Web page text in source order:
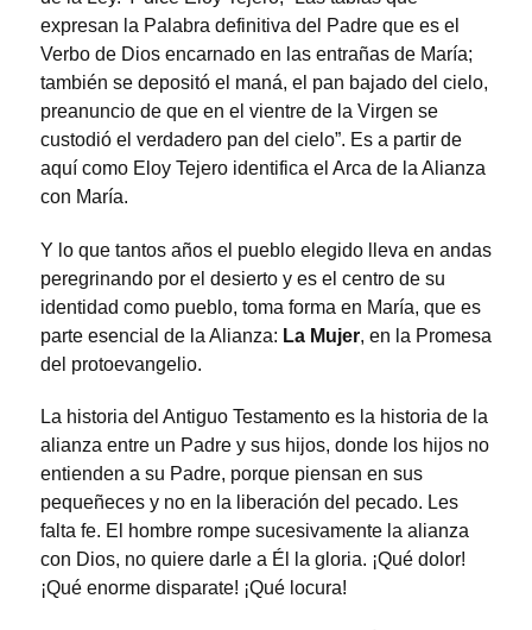
expresan la Palabra definitiva del Padre que es el
Verbo de Dios encarnado en las entrañas de María;
también se depositó el maná, el pan bajado del cielo,
preanuncio de que en el vientre de la Virgen se
custodió el verdadero pan del cielo”. Es a partir de
aquí como Eloy Tejero identifica el Arca de la Alianza
con María.
Y lo que tantos años el pueblo elegido lleva en andas
peregrinando por el desierto y es el centro de su
identidad como pueblo, toma forma en María, que es
parte esencial de la Alianza: La Mujer, en la Promesa
del protoevangelio.
La historia del Antiguo Testamento es la historia de la
alianza entre un Padre y sus hijos, donde los hijos no
entienden a su Padre, porque piensan en sus
pequeñeces y no en la liberación del pecado. Les
falta fe. El hombre rompe sucesivamente la alianza
con Dios, no quiere darle a Él la gloria. ¡Qué dolor!
¡Qué enorme disparate! ¡Qué locura!